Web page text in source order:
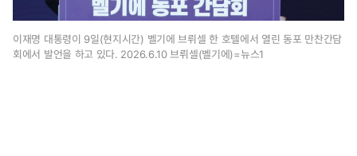
이재명 대통령이 9일(현지시간) 벨기에 브뤼셀 한 호텔에서 열린 동포 만찬간담
회에서 발언을 하고 있다. 2026.6.10 브뤼셀(벨기에)=뉴스1